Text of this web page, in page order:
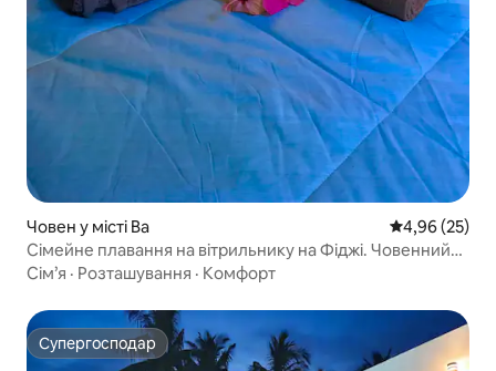
Човен у місті Ba Середня
4,96 (25)
Сімейне плавання на вітрильнику на Фіджі. Човенний
кемпінг (Савені)
Сім’я · Розташування · Комфорт
Супергосподар
Супергосподар